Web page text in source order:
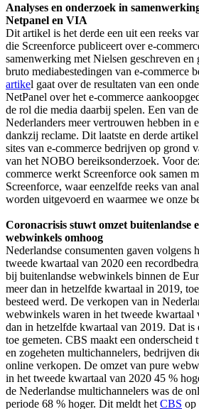
Analyses en onderzoek in
Netpanel en VIA
Dit artikel is het derde een uit een reeks
die Screenforce publiceert over e-
samenwerking met Nielsen geschreven en
bruto mediabestedingen van e-commerce
artikel gaat over de resultaten van een
NetPanel over het e-commerce
de rol die media daarbij spelen. Een van
Nederlanders meer vertrouwen hebben in
dankzij reclame. Dit laatste en derde
sites van e-commerce bedrijven op grond
van het NOBO bereiksonderzoek. Voor
commerce werkt Screenforce ook samen
Screenforce, waar eenzelfde reeks van
worden uitgevoerd en waarmee we onze
Coronacrisis stuwt omzet buitenlandse
webwinkels omhoog
Nederlandse consumenten gaven volgens
tweede kwartaal van 2020 een
bij buitenlandse webwinkels binnen de
meer dan in hetzelfde kwartaal in 2019,
besteed werd. De verkopen van in
webwinkels waren in het tweede kwartaal
dan in hetzelfde kwartaal van 2019. Dat is
toe gemeten. CBS maakt een onderscheid
en zogeheten multichannelers, bedrijven
online verkopen. De omzet van pure
in het tweede kwartaal van 2020 45 %
de Nederlandse multichannelers was de
periode 68 % hoger. Dit meldt het CBS op